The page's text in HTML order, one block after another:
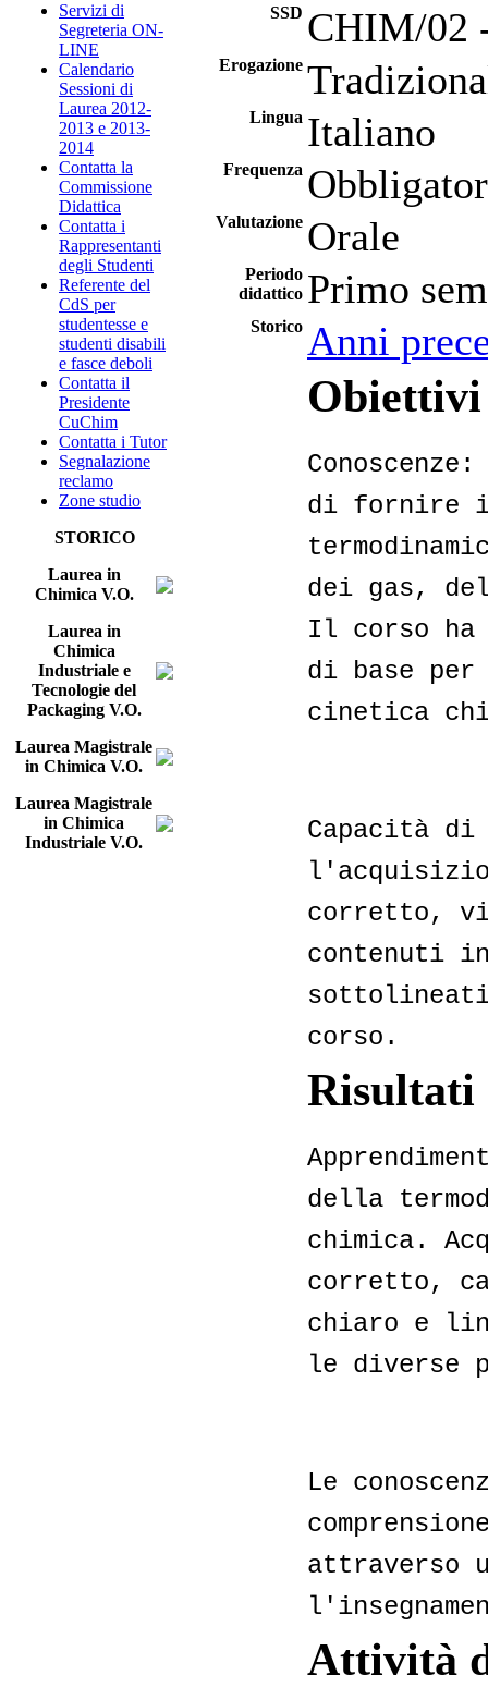
Servizi di
Segreteria ON-
LINE
Calendario
Sessioni di
Laurea 2012-
2013 e 2013-
2014
Contatta la
Commissione
Didattica
Contatta i
Rappresentanti
degli Studenti
Referente del
CdS per
studentesse e
studenti disabili
e fasce deboli
Contatta il
Presidente
CuChim
Contatta i Tutor
Segnalazione
reclamo
Zone studio
STORICO
Laurea in
Chimica V.O.
Laurea in
Chimica
Industriale e
Tecnologie del
Packaging V.O.
Laurea Magistrale
in Chimica V.O.
Laurea Magistrale
in Chimica
Industriale V.O.
SSD CHIM/02
Erogazione
Lingua Italiano
Frequenza
Valutazione Orale
Periodo
didattico Primo
Storico Anni
di fornire i
dei gas,
Il corso
di base per
cinetica
Capacità di
corretto,
contenuti
corso.
Risultati
della
chimica.
corretto,
chiaro e
le diverse
Le
attraverso
Attività